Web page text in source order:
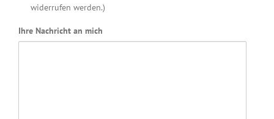
widerrufen werden.)
Ihre Nachricht an mich